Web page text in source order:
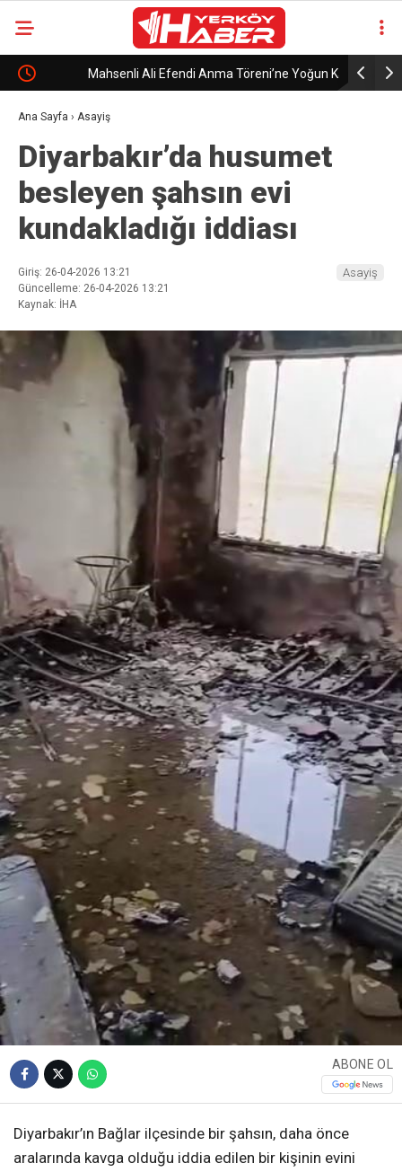
Mahsenli Ali Efendi Anma Töreni’ne Yoğun Katılım Sabri
Ana Sayfa › Asayiş
Diyarbakır’da husumet
besleyen şahsın evi
kundakladığı iddiası
Giriş: 26-04-2026 13:21
Güncelleme: 26-04-2026 13:21
Kaynak: İHA
Asayiş
ABONE OL
Diyarbakır’ın Bağlar ilçesinde bir şahsın, daha önce
aralarında kavga olduğu iddia edilen bir kişinin evini